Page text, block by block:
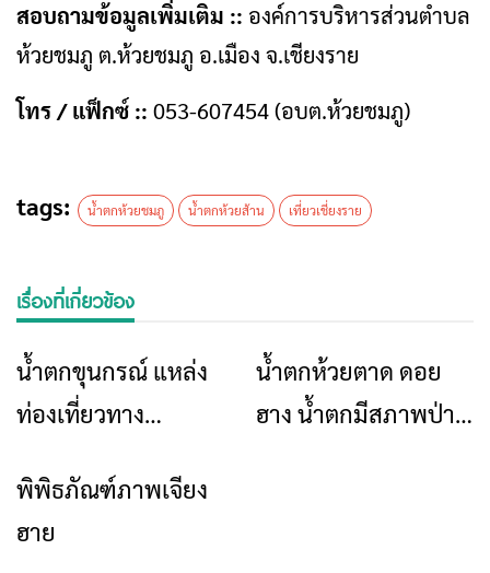
สอบถามข้อมูลเพิ่มเติม :: องค์การบริหารส่วนตำบล
ห้วยชมภู ต.ห้วยชมภู อ.เมือง จ.เชียงราย
โทร / แฟ็กซ์ :: 053-607454 (อบต.ห้วยชมภู)
tags: น้ำตกห้วยชมภู น้ำตกห้วยส้าน เที่ยวเชี่ยงราย
เรื่องที่เกี่ยวข้อง
ท่องเที่ยว
น้ำตกขุนกรณ์ แหล่ง
ท่องเที่ยวทาง
ของ จ.เชียงราย
ท่องเที่ยว
น้ำตกห้วยตาด ดอย
ฮาง น้ำตกมีสภาพป่า
ท่องเที่ยว
พิพิธภัณฑ์ภาพเจียง
ฮาย